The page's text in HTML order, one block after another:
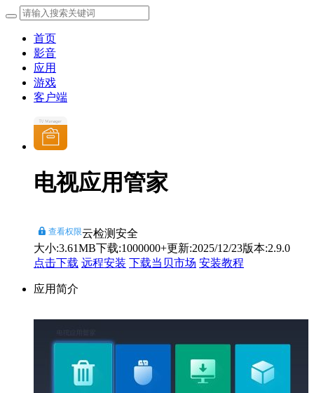
首页
影音
应用
游戏
客户端
电视应用管家
查看权限云检测安全
大小:3.61MB下载:1000000+更新:2025/12/23版本:2.9.0
点击下载 远程安装 下载当贝市场 安装教程
应用简介